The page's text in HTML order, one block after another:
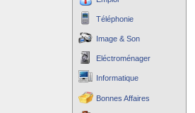
Téléphonie
Image & Son
Eléctroménager
Informatique
Bonnes Affaires